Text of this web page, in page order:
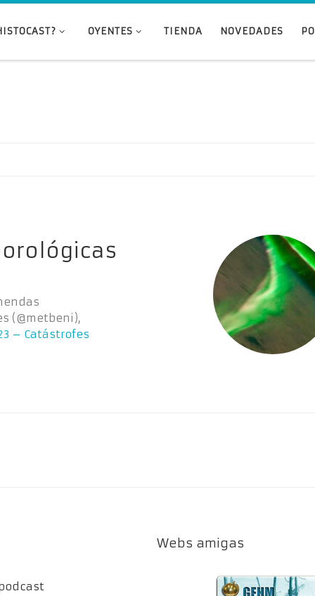
OYENTES TIENDA NOVEDADES
(@metbeni),
– Catástrofes
Webs amigas